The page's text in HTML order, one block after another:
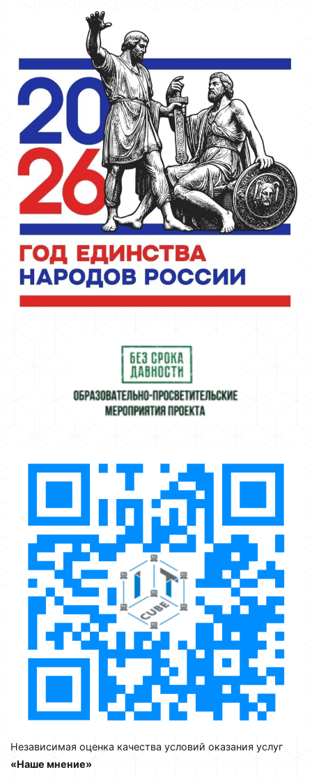
Независимая оценка качества условий оказания услуг
«Наше мнение»